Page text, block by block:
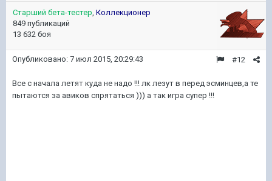
Старший бета-тестер, Коллекционер
849 публикаций
13 632 боя
#12
Опубликовано: 7 июл 2015, 20:29:43
Все с начала летят куда не надо !!! лк лезут в перед эсминцев,а те
пытаются за авиков спрятаться ))) а так игра супер !!!